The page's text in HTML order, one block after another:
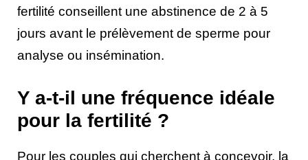
fertilité conseillent une abstinence de 2 à 5
jours avant le prélèvement de sperme pour
analyse ou insémination.
Y a-t-il une fréquence idéale
pour la fertilité ?
Pour les couples qui cherchent à concevoir, la